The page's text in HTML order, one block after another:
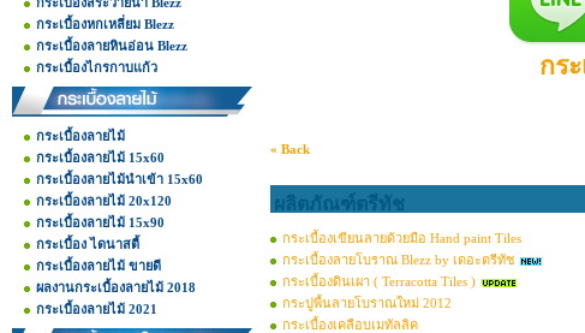
กระเบื้องหกเหลี่ยม Blezz
กระเบื้องลายหินอ่อน Blezz
กระเบื้องไกรกาบแก้ว
กระเบื้องลายไม้
กระเบื้องลายไม้ 15x60
กระเบื้องลายไม้นำเข้า 15x60
กระเบื้องลายไม้ 20x120
กระเบื้องลายไม้ 15x90
กระเบื้อง ไดนาสตี้
กระเบื้องลายไม้ ขายดี
ผลงานกระเบื้องลายไม้ 2018
กระเบื้องลายไม้ 2021
กร
« Back
ผลิตภัณฑ์ตรีทัช
กระเบื้องเขียนลายด้วยมือ Hand paint Tiles
กระเบื้องลายโบราณ Blezz by เดอะตรีทัช
กระเบื้องดินเผา ( Terracotta Tiles )
กระปูพื้นลายโบราณใหม่ 2012
กระเบื้องเคลือบเมทัลลิค